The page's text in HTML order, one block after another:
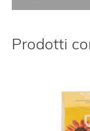
Prodotti